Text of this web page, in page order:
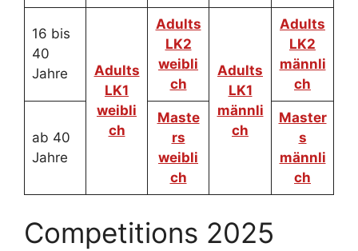
16 bis
40
Jahre
Adults
LK1
weibli
ch
Adults
LK2
weibli
ch
Adults
LK1
männli
ch
Adults
LK2
männli
ch
ab 40
Jahre
Maste
rs
weibli
ch
Master
s
männli
ch
Competitions 2025